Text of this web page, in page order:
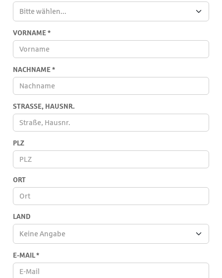
Bitte wählen...
VORNAME *
NACHNAME *
STRASSE, HAUSNR.
PLZ
ORT
LAND
Keine Angabe
E-MAIL*